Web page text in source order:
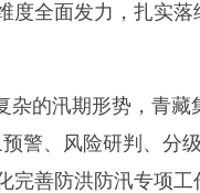
全面发力，扎实
的汛期形势，青藏
警、风险研判、分
善防洪防汛专项